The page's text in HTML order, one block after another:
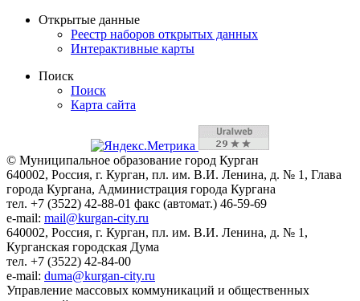
Открытые данные
Реестр наборов открытых данных
Интерактивные карты
Поиск
Поиск
Карта сайта
© Муниципальное образование город Курган
640002, Россия, г. Курган, пл. им. В.И. Ленина, д. № 1, Глава
города Кургана, Администрация города Кургана
тел. +7 (3522) 42-88-01 факс (автомат.) 46-59-69
e-mail: mail@kurgan-city.ru
640002, Россия, г. Курган, пл. им. В.И. Ленина, д. № 1,
Курганская городская Дума
тел. +7 (3522) 42-84-00
e-mail: duma@kurgan-city.ru
Управление массовых коммуникаций и общественных